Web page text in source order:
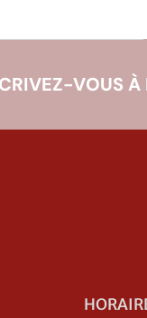
VOUS À